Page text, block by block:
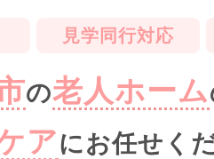
見学同行対応
の老人ホーム
アにお任せく